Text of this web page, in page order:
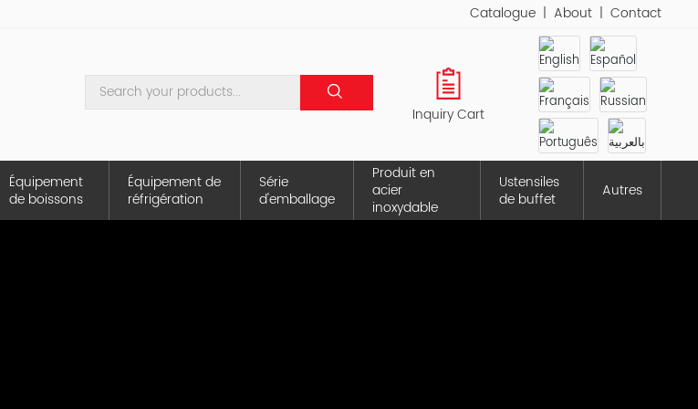
Catalogue| About| Contact
Inquiry Cart
Équipement
de boissons
Équipement de
réfrigération
Série
d'emballage
Produit en
acier
inoxydable
Ustensiles
de buffet
Autres